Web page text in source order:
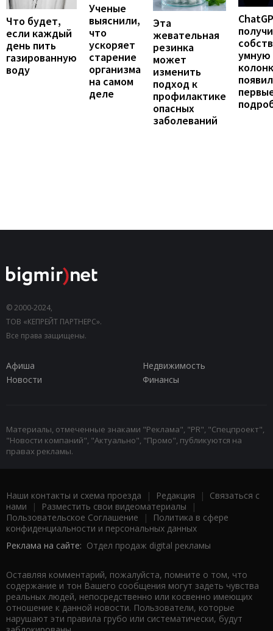
Что будет,
если каждый
день пить
газированную
воду
Ученые
выяснили,
что
ускоряет
старение
организма
на самом
деле
Эта
жевательная
резинка
может
изменить
подход к
профилактике
опасных
заболеваний
умную
© 2000-2024,
ТОВ «КЕПРЕЙТ ПАРТНЕРС».
Все права защищены.
Афиша
Недвижимость
Новости
Финансы
Материалы, отмеченные знаками "Реклама", "PR", "Спецпроект",
"Новости компаний", "Актуально", "Промо", публикуются на
правах рекламы.
Наши контакты и схема проезда | Редакция | Связаться с
нами | Разместить свои видеоматериалы |
Пользовательское Соглашение |
Политика в сфере
конфиденциальности и персональных данных
Реклама на сайте: Отдел продаж digital рекламы
Оставляя комментарий, пожалуйста, помните о том, что
содержание и тон Вашего сообщения могут задеть чувства
реальных людей, непосредственно или косвенно имеющих
отношение к данной новости. Пользователи, которые
нарушают эти правила грубо или систематически, будут